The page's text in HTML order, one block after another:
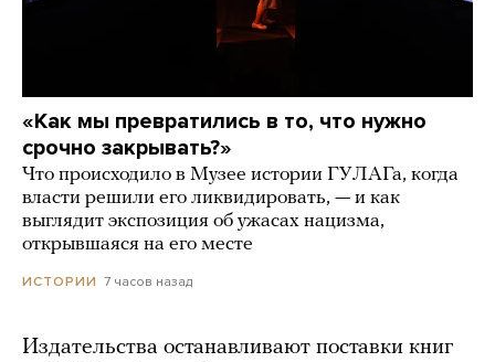
«Как мы превратились в то, что нужно
срочно закрывать?»
Что происходило в Музее истории ГУЛАГа, когда
власти решили его ликвидировать, — и как
выглядит экспозиция об ужасах нацизма,
открывшаяся на его месте
ИСТОРИИ 7 часов назад
Издательства останавливают поставки книг